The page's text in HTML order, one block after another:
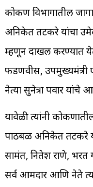
कोकण विभागातील
अनिकेत तटकरे यांचा
म्हणून दाखल करण्यात
फडणवीस, उपमुख्यमंत्री
नेत्या सुनेत्रा पवार यांचे
यावेळी त्यांनी
पाठबळ अनिकेत तटकरे
सामंत, नितेश राणे, भरत
सर्व आमदार आणि नेते